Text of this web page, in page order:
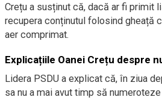
Crețu a susținut că, dacă ar fi primit
recupera conținutul folosind gheață
aer comprimat.
Explicațiile Oanei Crețu despre
Lidera PSDU a explicat că, în ziua
sa nu a mai avut timp să